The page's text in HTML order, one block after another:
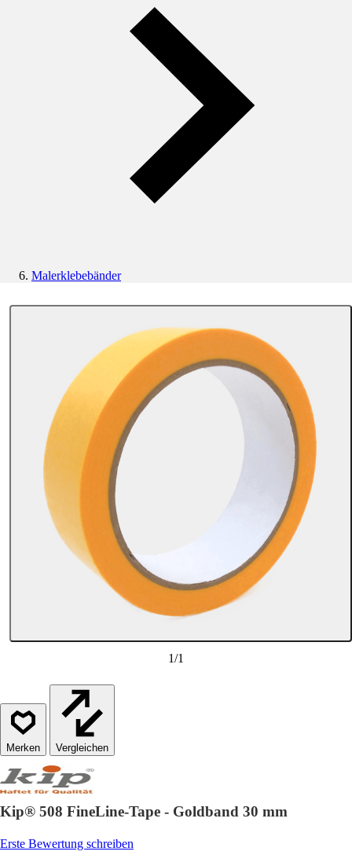
Malerklebebänder
1/1
Vergleichen
Kip® 508 FineLine-Tape - Goldband 30 mm
Erste Bewertung schreiben